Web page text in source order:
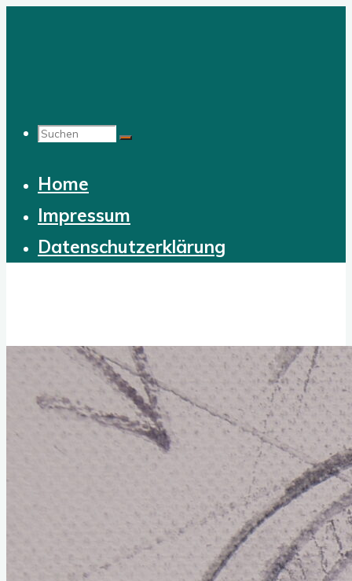
Suchen
Home
Impressum
Datenschutzerklärung